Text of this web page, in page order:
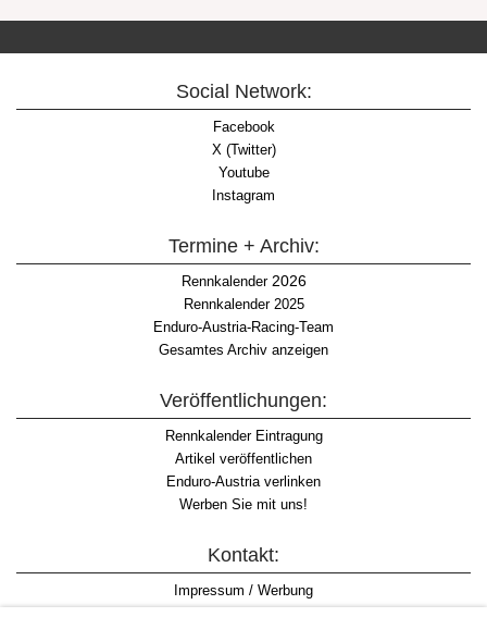
Social Network:
Facebook
X (Twitter)
Youtube
Instagram
Termine + Archiv:
Rennkalender2026
Rennkalender 2025
Enduro-Austria-Racing-Team
Gesamtes Archiv anzeigen
Veröffentlichungen:
Rennkalender Eintragung
Artikel veröffentlichen
Enduro-Austria verlinken
Werben Sie mit uns!
Kontakt:
Impressum / Werbung